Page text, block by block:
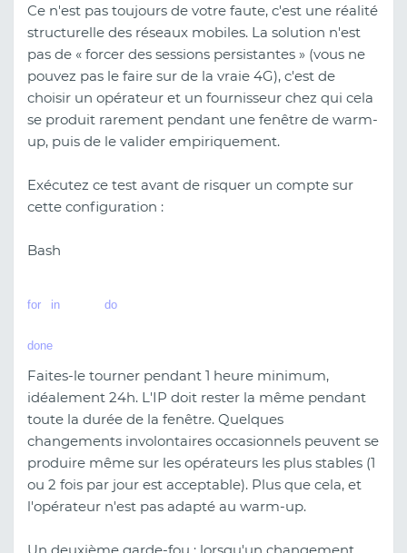
Ce n'est pas toujours de votre faute, c'est une réalité
structurelle des réseaux mobiles. La solution n'est
pas de « forcer des sessions persistantes » (vous ne
pouvez pas le faire sur de la vraie 4G), c'est de
choisir un opérateur et un fournisseur chez qui cela
se produit rarement pendant une fenêtre de warm-
up, puis de le valider empiriquement.
Exécutez ce test avant de risquer un compte sur
cette configuration :
Bash
for in
do
done
Faites-le tourner pendant 1 heure minimum,
idéalement 24h. L'IP doit rester la même pendant
toute la durée de la fenêtre. Quelques
changements involontaires occasionnels peuvent se
produire même sur les opérateurs les plus stables (1
ou 2 fois par jour est acceptable). Plus que cela, et
l'opérateur n'est pas adapté au warm-up.